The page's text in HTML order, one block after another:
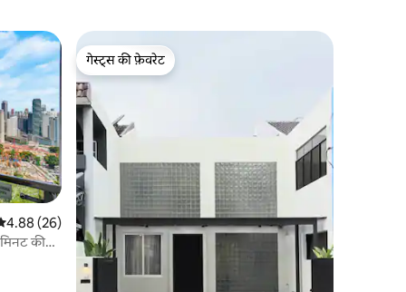
रेटिंग 5 में से 4.88, 26 समीक्षाएँ
4.88 (26)
की
गेस्ट्स की फ़ेवरेट
गेस्ट्स की फ़ेवरेट